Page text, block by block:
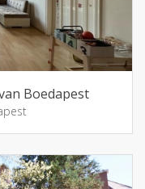
Boedapest